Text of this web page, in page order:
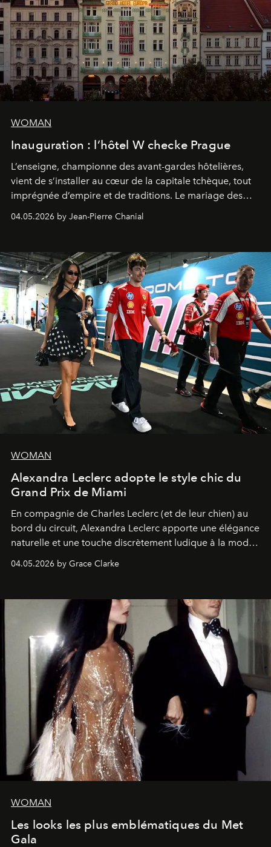
WOMAN
Inauguration : l’hôtel W checke Prague
L’enseigne, championne des avant-gardes hôtelières,
vient de s’installer au cœur de la capitale tchèque, tout
imprégnée d’empire et de traditions. Le mariage des
04.05.2026 by Jean-Pierre Chanial
WOMAN
Alexandra Leclerc adopte le style chic du
Grand Prix de Miami
En compagnie de Charles Leclerc (et de leur chien) au
bord du circuit, Alexandra Leclerc apporte une élégance
naturelle et une touche discrètement ludique à la mode
04.05.2026 by Grace Clarke
WOMAN
Les looks les plus emblématiques du Met
Gala